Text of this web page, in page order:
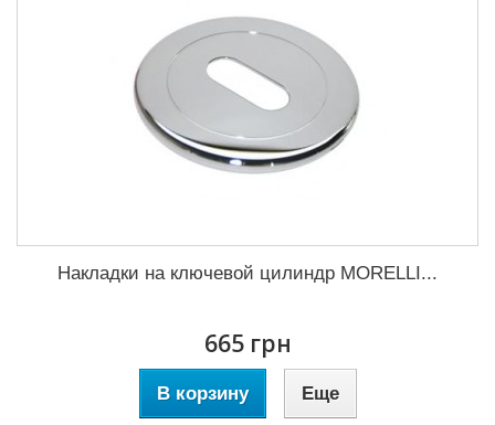
Накладки на ключевой цилиндр MORELLI...
665 грн
В корзину Еще